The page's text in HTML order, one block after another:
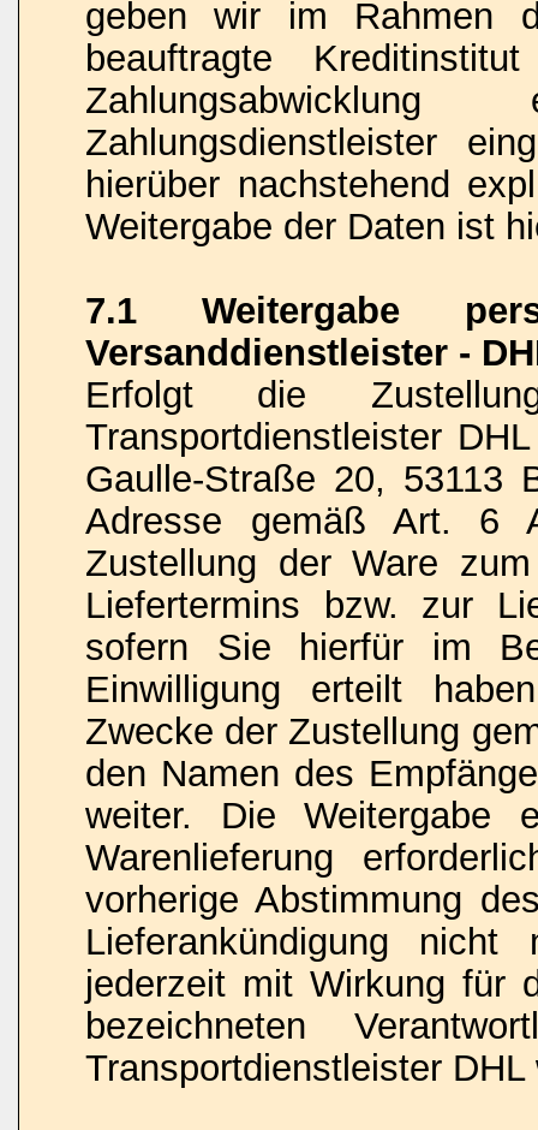
geben wir im Rahmen
beauftragte
Zahlungsdienstleister
hierüber nachstehend
Weitergabe der Daten ist
7.1 Weitergabe
Versanddienstleister -
Erfolgt die
Transportdienstleister
Gaulle-Straße 20, 53113
Adresse gemäß Art.
Zustellung der Ware
Liefertermins bzw. zur
sofern Sie hierfür im
Einwilligung erteilt
Zwecke der Zustellung
den Namen des
weiter. Die Weitergabe
Warenlieferung
vorherige Abstimmung
Lieferankündigung
jederzeit mit Wirkung für
bezeichneten
Transportdienstleister